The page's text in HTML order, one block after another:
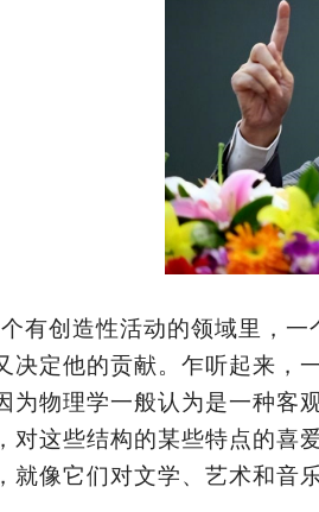
有创造性活动的领域里，
决定他的贡献。乍听起来，
为物理学一般认为是一种客
对这些结构的某些特点的喜
就像它们对文学、艺术和音